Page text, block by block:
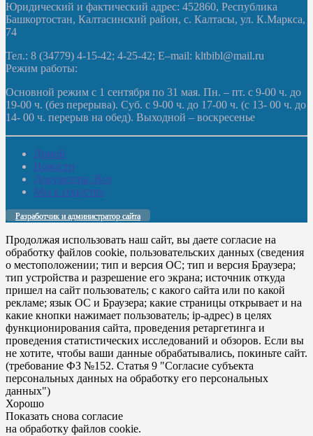
Юридический и фактический адрес: 452860, Республика
Башкортостан, Калтасинский район, с. Калтасы, ул. К.Маркса,
74
Тел.: 8 (34779) 4-15-42; 4-25-42; E–mail: kltbibl@mail.ru
Режим работы:
Основной режим с 1 сентября по 31 мая. Пн. – пт. с 9-00 ч. до
19-00 ч. (без перерыва). Суб. с 9-00 ч. до 17-00 ч. (с 13- 00 ч. до
14- 00 ч. перерыв на обед). Выходной – воскресенье
Домой
Новости
Документы. Все
Мы в соцсетях
Разработчик и администратор сайта
Продолжая использовать наш сайт, вы даете согласие на
обработку файлов cookie, пользовательских данных (сведения
о местоположении; тип и версия ОС; тип и версия Браузера;
тип устройства и разрешение его экрана; источник откуда
пришел на сайт пользователь; с какого сайта или по какой
рекламе; язык ОС и Браузера; какие страницы открывает и на
какие кнопки нажимает пользователь; ip-адрес) в целях
функционирования сайта, проведения ретаргетинга и
проведения статистических исследований и обзоров. Если вы
не хотите, чтобы ваши данные обрабатывались, покиньте сайт.
(требование ФЗ №152. Статья 9 "Согласие субъекта
персональных данных на обработку его персональных
данных")
Хорошо
Показать снова согласие
на обработку файлов cookie.